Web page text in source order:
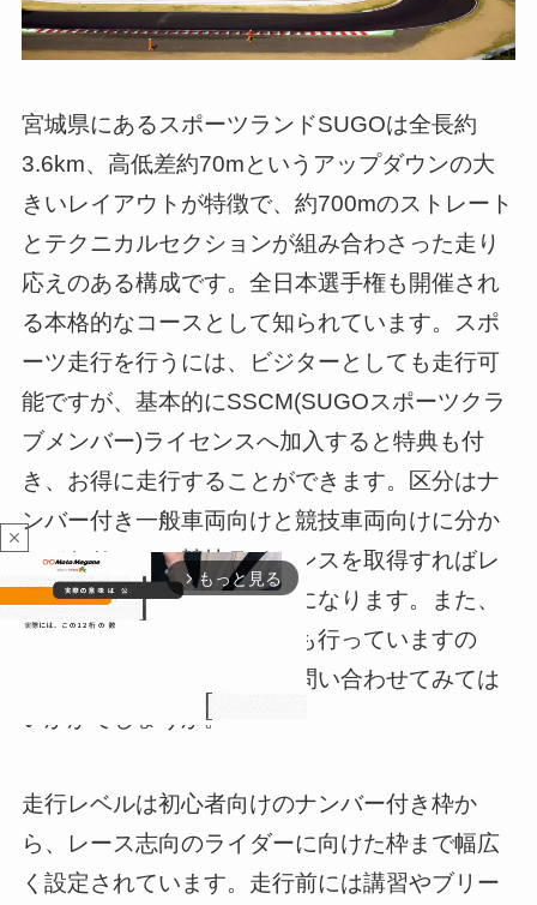
宮城県にあるスポーツランドSUGOは全長約
3.6km、高低差約70mというアップダウンの大
きいレイアウトが特徴で、約700mのストレート
とテクニカルセクションが組み合わさった走り
応えのある構成です。全日本選手権も開催され
る本格的なコースとして知られています。スポ
ーツ走行を行うには、ビジターとしても走行可
能ですが、基本的にSSCM(SUGOスポーツクラ
ブメンバー)ライセンスへ加入すると特典も付
き、お得に走行することができます。区分はナ
ンバー付き一般車両向けと競技車両向けに分か
れており、MFJ競技ライセンスを取得すればレ
ース仕様車での走行も可能になります。また、
提携ショップ主催の走行会も行っていますの
で、興味のある方は気軽に問い合わせてみては
いかがでしょうか。
走行レベルは初心者向けのナンバー付き枠か
ら、レース志向のライダーに向けた枠まで幅広
く設定されています。走行前には講習やブリー
close
arrow_forward_ios もっと見る
M
u